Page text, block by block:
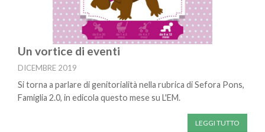
Un vortice di eventi
DICEMBRE 2019
Si torna a parlare di genitorialità nella rubrica di Sefora Pons,
Famiglia 2.0, in edicola questo mese su L'EM.
LEGGI TUTTO